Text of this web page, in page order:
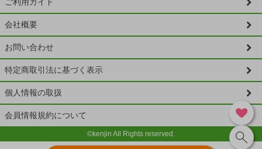
ご利用ガイド
会社概要
お問い合わせ
特定商取引法に基づく表示
個人情報の取扱
会員情報規約について
©kenjin All Rights reserved.